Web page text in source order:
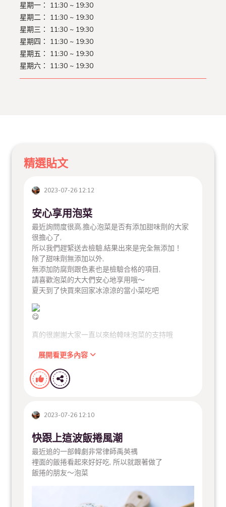
星期一： 11:30 ~ 19:30
星期二： 11:30 ~ 19:30
星期三： 11:30 ~ 19:30
星期四： 11:30 ~ 19:30
星期五： 11:30 ~ 19:30
星期六： 11:30 ~ 19:30
精選貼文
2023-07-26 12:12
安心享用泡菜
最近詢問度很高,擔心泡菜是否有添加甜味劑的大家
很擔心了,
所以我們趕緊送去檢驗,結果出來是完全無添加！
除了甜味劑無添加以外,
無添加防腐劑跟色素也是檢驗合格的項目,
請喜歡泡菜的大大們安心地享用哦～
夏天到了快買來回家冰涼涼的當小菜吃吧
真的很謝謝大家一直以來給韓味泡菜的支持哦
我們繼續努力
www.hanmikimchi.com
#韓國泡菜 #韓式泡菜
展開看更多內容
2023-07-26 12:10
快跟上這波飯捲風潮
最近追的一部韓劇非常律師禹英禑
裡面的飯捲看起來好好吃, 所以就跟著做了
飯捲的朋友～泡菜